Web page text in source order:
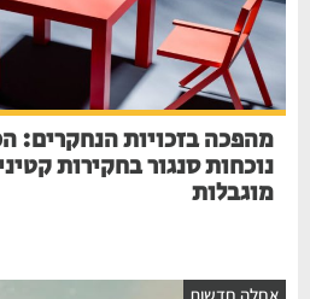
מהפכה בזכויות הנחקרים:
נוכחות סנגור בחקירות
מוגבלות